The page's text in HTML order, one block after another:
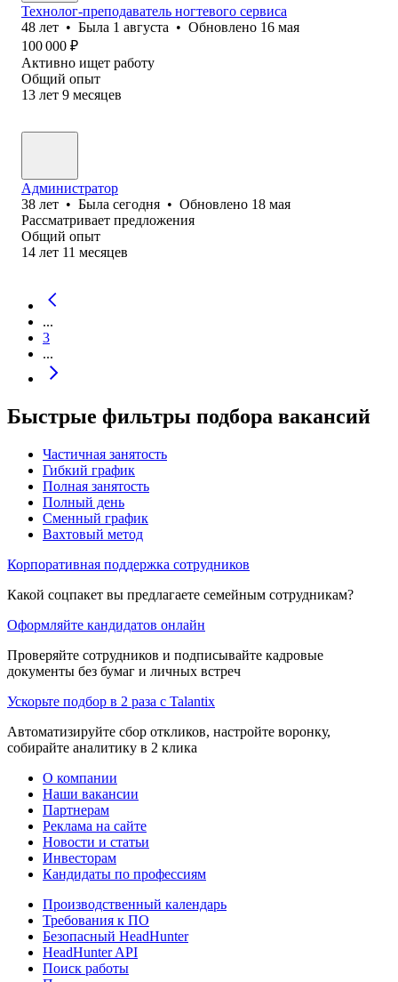
Технолог-преподаватель ногтевого сервиса
48 лет • Была 1 августа • Обновлено 16 мая
100 000 ₽
Активно ищет работу
Общий опыт
13 лет 9 месяцев
Администратор
38 лет • Была сегодня • Обновлено 18 мая
Рассматривает предложения
Общий опыт
14 лет 11 месяцев
...
3
...
Быстрые фильтры подбора вакансий
Частичная занятость
Гибкий график
Полная занятость
Полный день
Сменный график
Вахтовый метод
Корпоративная поддержка сотрудников
Какой соцпакет вы предлагаете семейным сотрудникам?
Оформляйте кандидатов онлайн
Проверяйте сотрудников и подписывайте кадровые
документы без бумаг и личных встреч
Ускорьте подбор в 2 раза с Talantix
Автоматизируйте сбор откликов, настройте воронку,
собирайте аналитику в 2 клика
О компании
Наши вакансии
Партнерам
Реклама на сайте
Новости и статьи
Инвесторам
Кандидаты по профессиям
Производственный календарь
Требования к ПО
Безопасный HeadHunter
HeadHunter API
Поиск работы